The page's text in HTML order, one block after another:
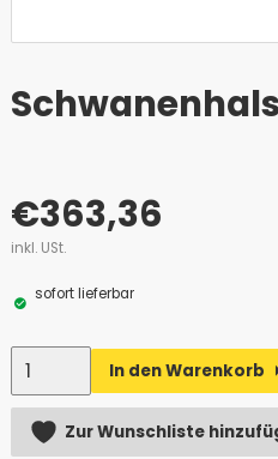
€363,36
inkl. USt.
sofort lieferbar
Anzahl
In den Warenkorb
Alternative:
Zur Wunschliste